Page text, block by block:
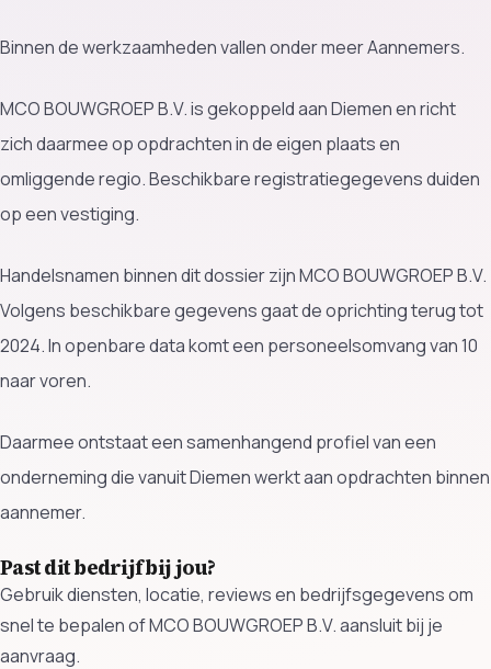
Binnen de werkzaamheden vallen onder meer Aannemers.
MCO BOUWGROEP B.V. is gekoppeld aan Diemen en richt
zich daarmee op opdrachten in de eigen plaats en
omliggende regio. Beschikbare registratiegegevens duiden
op een vestiging.
Handelsnamen binnen dit dossier zijn MCO BOUWGROEP B.V.
Volgens beschikbare gegevens gaat de oprichting terug tot
2024. In openbare data komt een personeelsomvang van 10
naar voren.
Daarmee ontstaat een samenhangend profiel van een
onderneming die vanuit Diemen werkt aan opdrachten binnen
aannemer.
Past dit bedrijf bij jou?
Gebruik diensten, locatie, reviews en bedrijfsgegevens om
snel te bepalen of MCO BOUWGROEP B.V. aansluit bij je
aanvraag.